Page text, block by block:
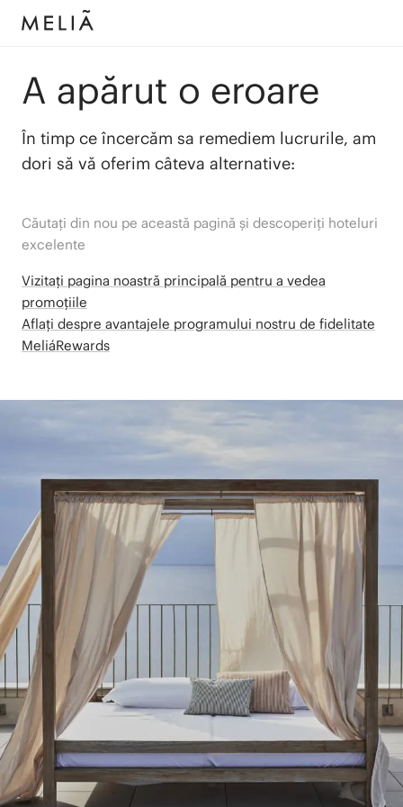
A apărut o eroare
În timp ce încercăm sa remediem lucrurile, am
dori să vă oferim câteva alternative:
Căutați din nou pe această pagină și descoperiți hoteluri
excelente
Vizitați pagina noastră principală pentru a vedea
promoțiile
Aflați despre avantajele programului nostru de fidelitate
MeliáRewards